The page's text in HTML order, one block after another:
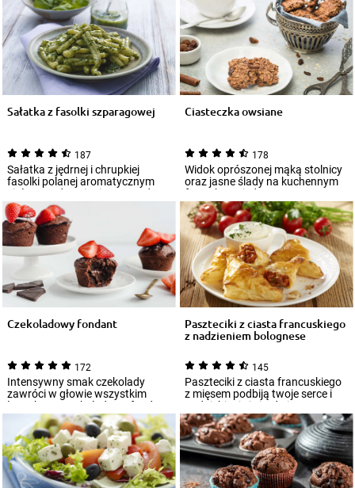
Sałatka z fasolki szparagowej
187
Sałatka z jędrnej i chrupkiej
fasolki polanej aromatycznym
ziołowym dressingiem to godna
poleceni...
Ciasteczka owsiane
178
Widok oprószonej mąką stolnicy
oraz jasne ślady na kuchennym
fartuchu to jednoznaczne
skojarzenie...
Czekoladowy fondant
172
Intensywny smak czekolady
zawróci w głowie wszystkim
łasuchom. Czekoladowy fondant
to pomysł na s...
Paszteciki z ciasta francuskiego
z nadzieniem bolognese
145
Paszteciki z ciasta francuskiego
z mięsem podbiją twoje serce i
podniebienie już od pierwszego
kę...